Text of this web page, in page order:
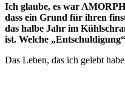
Ich glaube, es war
dass ein Grund für ihren
das halbe Jahr im
ist. Welche
Das Leben, das ich gelebt